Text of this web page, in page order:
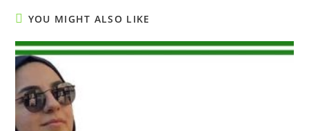
YOU MIGHT ALSO LIKE